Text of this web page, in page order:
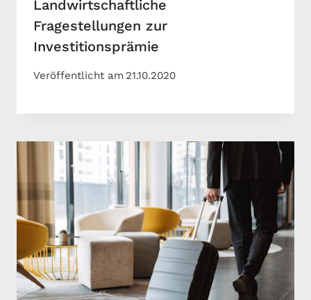
Landwirtschaftliche
Fragestellungen zur
Investitionsprämie
Veröffentlicht am 21.10.2020